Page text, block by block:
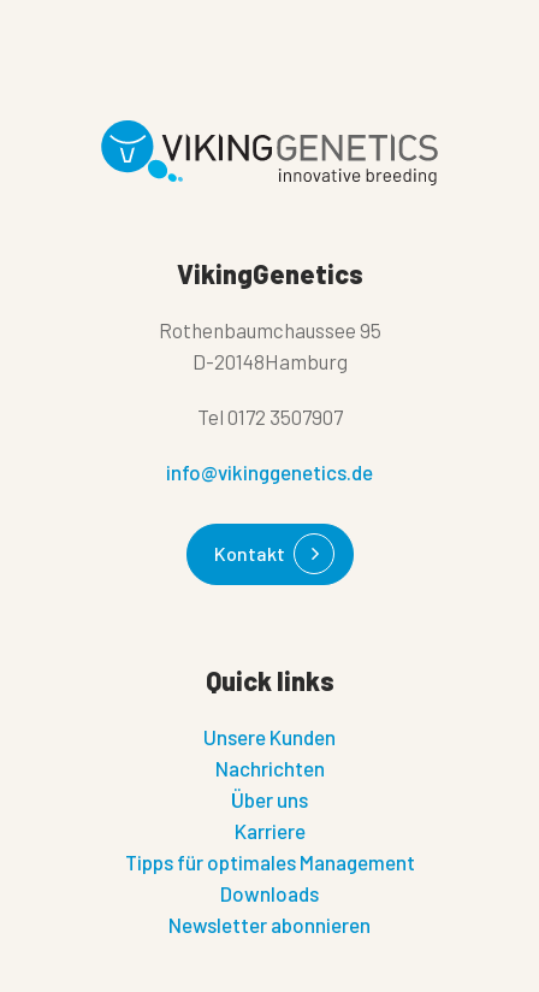
VikingGenetics
Rothenbaumchaussee 95
D-20148Hamburg
Tel 0172 3507907
info@vikinggenetics.de
Kontakt
Quick links
Unsere Kunden
Nachrichten
Über uns
Karriere
Tipps für optimales Management
Downloads
Newsletter abonnieren